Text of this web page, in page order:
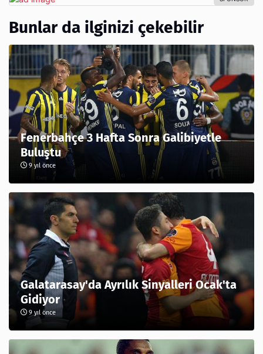
Bunlar da ilginizi çekebilir
Fenerbahçe 3 Hafta Sonra Galibiyetle
Buluştu
9 yıl önce
Galatarasay'da Ayrılık Sinyalleri Ocak'ta
Gidiyor
9 yıl önce